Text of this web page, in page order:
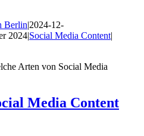
Berlin|2024-12-
2024|Social Media Content|
Arten von Social Media
Media Content